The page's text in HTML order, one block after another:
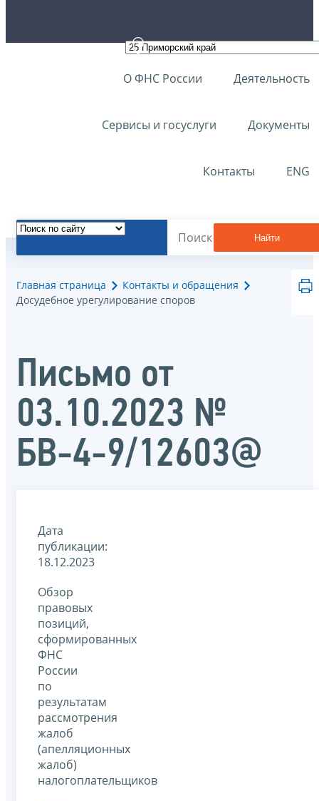
О ФНС России Деятельность
Сервисы и госуслуги Документы
Контакты ENG
Найти
Главная страница
Контакты и обращения
Досудебное урегулирование споров
Письмо от
03.10.2023 №
БВ-4-9/12603@
Дата
публикации:
18.12.2023
Обзор
правовых
позиций,
сформированных
ФНС
России
по
результатам
рассмотрения
жалоб
(апелляционных
жалоб)
налогоплательщиков